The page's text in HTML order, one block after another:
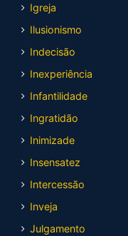
Igreja
Ilusionismo
Indecisão
Inexperiência
Infantilidade
Ingratidão
Inimizade
Insensatez
Intercessão
Inveja
Julgamento